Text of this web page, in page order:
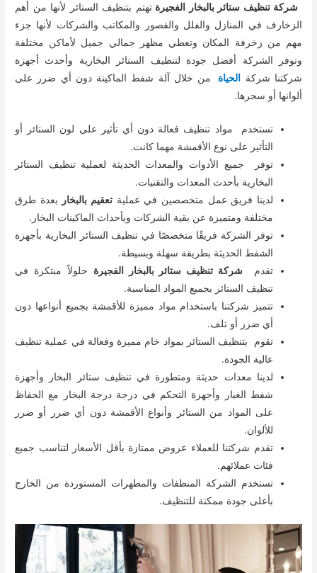
شركة تنظيف ستائر بالبخار الفجيرة تهتم بتنظيف الستائر لأنها من أهم
الزخارف في المنازل والفلل والقصور والمكاتب والشركات لأنها جزء
مهم من زخرفة المكان وتعطي مظهر جمالي جميل لأماكن مختلفة
وتوفر الشركة أفضل جودة لتنظيف الستائر البخارية وأحدث أجهزة
شركتنا شركة
الحياة
من خلال آلة شفط الماكينة دون أي ضرر على
ألوانها أو سحرها.
تستخدم مواد تنظيف فعالة دون أي تأثير على لون الستائر أو
التأثير على نوع الأقمشة مهما كانت.
توفر جميع الأدوات والمعدات الحديثة لعملية تنظيف الستائر
البخارية بأحدث المعدات والتقنيات.
لدينا فريق عمل متخصصين في عملية تعقيم بالبخار
بعدة طرق
مختلفة ومتميزة عن بقية الشركات وبأحداث الماكينات البخار.
توفر الشركة فريقًا متخصصًا في تنظيف الستائر البخارية بأجهزة
الشفط الحديثة بطريقة سهلة وبسيطة.
تقدم شركة تنظيف ستائر بالبخار الفجيرة حلولاً مبتكرة في
تنظيف الستائر بجميع المواد المناسبة.
تتميز شركتنا باستخدام مواد مميزة للأقمشة بجميع أنواعها دون
أي ضرر أو تلف.
تقوم بتنظيف الستائر بمواد خام مميزة وفعالة في عملية تنظيف
عالية الجودة.
لدينا معدات حديثة ومتطورة في تنظيف ستائر البخار وأجهزة
شفط الغبار وأجهزة التحكم في درجة درجة البخار مع الحفاظ
على المواد من الستائر وأنواع الأقمشة دون أي ضرر أو ضرر
للألوان.
تقدم شركتنا للعملاء عروض ممتازة بأقل الأسعار لتناسب جميع
فئات عملائهم.
تستخدم الشركة المنظفات والمطهرات المستوردة من الخارج
بأعلى جودة ممكنة للتنظيف.